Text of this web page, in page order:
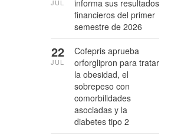
informa sus resultados
financieros del primer
semestre de 2026
JUL
Cofepris aprueba
orforglipron para tratar
la obesidad, el
sobrepeso con
comorbilidades
asociadas y la
diabetes tipo 2
22
JUL